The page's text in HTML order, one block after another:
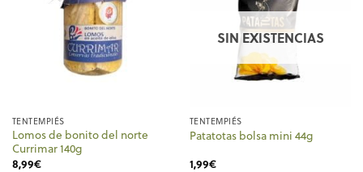
TENTEMPIÉS
Lomos de bonito del norte
Currimar 140g
8,99€
SIN EXISTENCIAS
TENTEMPIÉS
Patatotas bolsa mini 44g
1,99€